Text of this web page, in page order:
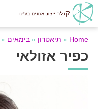
Home
» תיאטרון » בימאים »
כפיר אזולאי